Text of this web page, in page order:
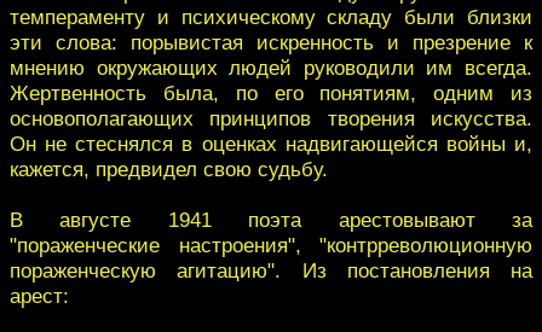
темпераменту и психическому складу были близки
эти слова: порывистая искренность и презрение к
мнению окружающих людей руководили им всегда.
Жертвенность была, по его понятиям, одним из
основополагающих принципов творения искусства.
Он не стеснялся в оценках надвигающейся войны и,
кажется, предвидел свою судьбу.
В августе 1941 поэта арестовывают за
"пораженческие настроения", "контрреволюционную
пораженческую агитацию". Из постановления на
арест: